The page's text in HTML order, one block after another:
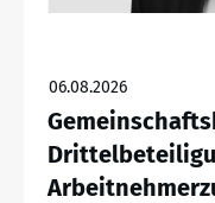
06.08.2026